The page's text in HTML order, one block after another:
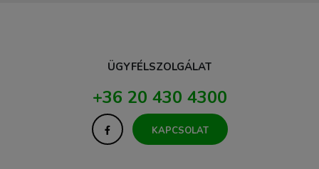
ÜGYFÉLSZOLGÁLAT
+36 20 430 4300
KAPCSOLAT